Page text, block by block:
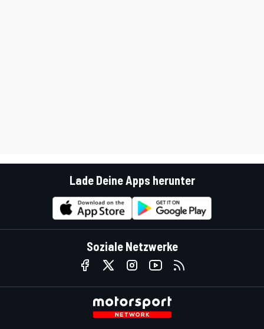
Lade Deine Apps herunter
Soziale Netzwerke